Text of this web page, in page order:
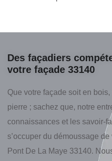
Des façadiers
votre façade 33140
Que votre façade soit en
pierre ; sachez que, notre
connaissances et les savoir-
s’occuper du démoussage
Pont De La Maye 33140.